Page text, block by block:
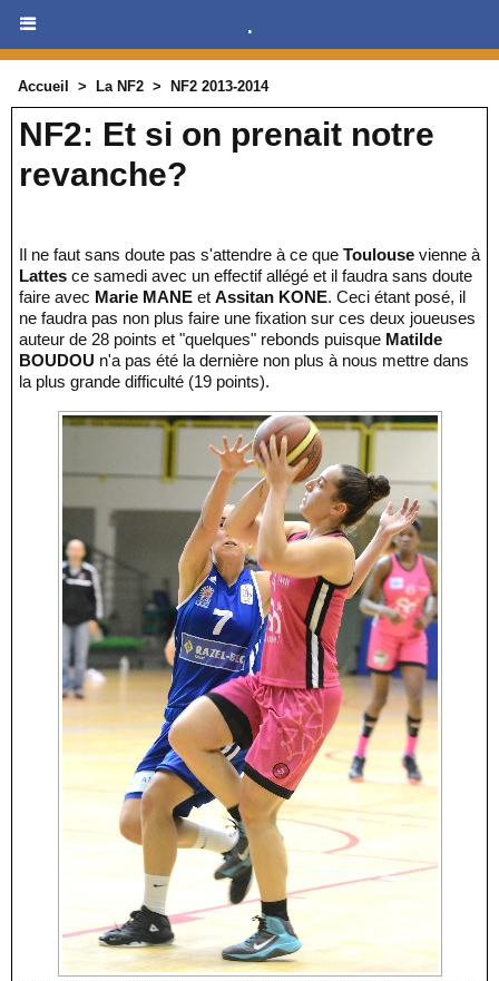
.
Accueil > La NF2 > NF2 2013-2014
NF2: Et si on prenait notre
revanche?
Il ne faut sans doute pas s'attendre à ce que Toulouse vienne à
Lattes ce samedi avec un effectif allégé et il faudra sans doute
faire avec Marie MANE et Assitan KONE. Ceci étant posé, il
ne faudra pas non plus faire une fixation sur ces deux joueuses
auteur de 28 points et "quelques" rebonds puisque Matilde
BOUDOU n'a pas été la dernière non plus à nous mettre dans
la plus grande difficulté (19 points).